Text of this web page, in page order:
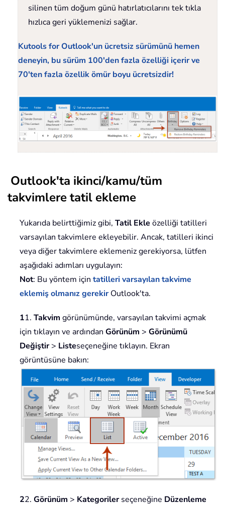
silinen tüm doğum günü hatırlatıcılarını tek tıkla
hızlıca geri yüklemenizi sağlar.
Kutools for Outlook'un ücretsiz sürümünü hemen
deneyin, bu sürüm 100'den fazla özelliği içerir ve
70'ten fazla özellik ömür boyu ücretsizdir!
Outlook'ta ikinci/kamu/tüm
takvimlere tatil ekleme
Yukarıda belirttiğimiz gibi, Tatil Ekle özelliği tatilleri
varsayılan takvimlere ekleyebilir. Ancak, tatilleri ikinci
veya diğer takvimlere eklemeniz gerekiyorsa, lütfen
aşağıdaki adımları uygulayın:
Not: Bu yöntem için tatilleri varsayılan takvime
eklemiş olmanız gerekirOutlook'ta.
11. Takvim görünümünde, varsayılan takvimi açmak
için tıklayın ve ardından Görünüm > Görünümü
Değiştir> Listeseçeneğine tıklayın. Ekran
görüntüsüne bakın:
22. Görünüm > Kategorilerseçeneğine Düzenleme